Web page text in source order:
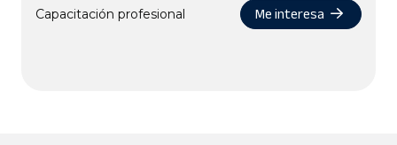
Capacitación profesional Me interesa